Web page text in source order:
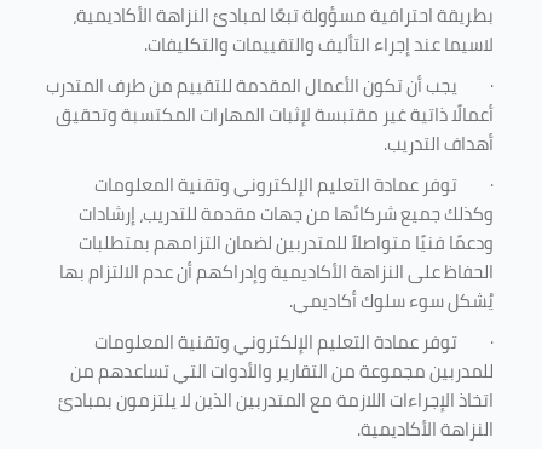
بطريقة احترافية مسؤولة تبعًا لمبادئ النزاهة الأكاديمية،
لاسيما عند إجراء التأليف والتقييمات والتكليفات.
· يجب أن تكون الأعمال المقدمة للتقييم من طرف المتدرب
أعمالًا ذاتية غير مقتبسة لإثبات المهارات المكتسبة وتحقيق
أهداف التدريب.
· توفر عمادة التعليم الإلكتروني وتقنية المعلومات
وكذلك جميع شركائها من جهات مقدمة للتدريب، إرشادات
ودعمًا فنيًا متواصلاً للمتدربين لضمان التزامهم بمتطلبات
الحفاظ على النزاهة الأكاديمية وإدراكهم أن عدم الالتزام بها
يُشكل سوء سلوك أكاديمي.
· توفر عمادة التعليم الإلكتروني وتقنية المعلومات
للمدربين مجموعة من التقارير والأدوات التي تساعدهم من
اتخاذ الإجراءات اللازمة مع المتدربين الذين لا يلتزمون بمبادئ
النزاهة الأكاديمية.